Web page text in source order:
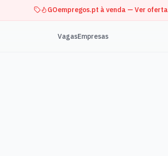
GOempregos.pt à venda — Ver oferta
VagasEmpresas